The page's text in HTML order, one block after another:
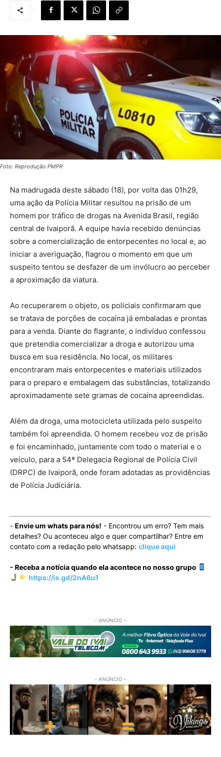
Foto: Reprodução PMPR
Na madrugada deste sábado (18), por volta das 01h29,
uma ação da Polícia Militar resultou na prisão de um
homem por tráfico de drogas na Avenida Brasil, região
central de Ivaiporã. A equipe havia recebido denúncias
sobre a comercialização de entorpecentes no local e, ao
iniciar a averiguação, flagrou o momento em que um
suspeito tentou se desfazer de um invólucro ao perceber
a aproximação da viatura.
Ao recuperarem o objeto, os policiais confirmaram que
se tratava de porções de cocaína já embaladas e prontas
para a venda. Diante do flagrante, o indivíduo confessou
que pretendia comercializar a droga e autorizou uma
busca em sua residência. No local, os militares
encontraram mais entorpecentes e materiais utilizados
para o preparo e embalagem das substâncias, totalizando
aproximadamente sete gramas de cocaína apreendidas.
Além da droga, uma motocicleta utilizada pelo suspeito
também foi apreendida. O homem recebeu voz de prisão
e foi encaminhado, juntamente com todo o material e o
veículo, para a 54ª Delegacia Regional de Polícia Civil
(DRPC) de Ivaiporã, onde foram adotadas as providências
de Polícia Judiciária.
- Envie um whats para nós! - Encontrou um erro? Tem mais
detalhes? Ou aconteceu algo e quer compartilhar? Entre em
contato com a redação pelo whatsapp: clique aqui
- Receba a notícia quando ela acontece no nosso grupo
https://is.gd/2nA6u1
- ANÚNCIO -
- ANÚNCIO -